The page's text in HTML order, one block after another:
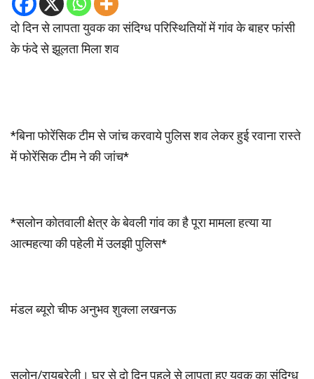
दो दिन से लापता युवक का संदिग्ध परिस्थितियों में गांव के बाहर फांसी
के फंदे से झूलता मिला शव
*बिना फोरेंसिक टीम से जांच करवाये पुलिस शव लेकर हुई रवाना रास्ते
में फोरेंसिक टीम ने की जांच*
*सलोन कोतवाली क्षेत्र के बेवली गांव का है पूरा मामला हत्या या
आत्महत्या की पहेली में उलझी पुलिस*
मंडल ब्यूरो चीफ अनुभव शुक्ला लखनऊ
सलोन/रायबरेली। घर से दो दिन पहले से लापता हुए युवक का संदिग्ध